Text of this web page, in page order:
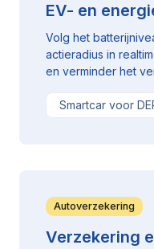
EV- en
Volg het
actieradius in
en verminder het
Smartcar voor
Autoverzekering
Verzekering